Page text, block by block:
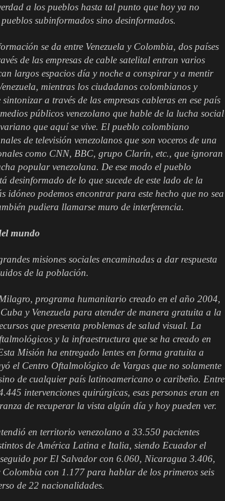
a los pueblos hasta tal punto que hoy ya no
subinformados sino desinformados.
se da entre Venezuela y Colombia, dos países
de las empresas de cable satelital entran varios
largos espacios día y noche a conspirar y a mentir
mientras los ciudadanos colombianos y
a través de las empresas cableras en ese país
públicos venezolano que hable de la lucha social
que aquí se vive. El pueblo colombiano
de televisión venezolanos que son voceros de una
como CNN, BBC, grupo Clarín, etc., que ignoran
popular venezolana. De ese modo el pueblo
desinformado de lo que sucede de este lado de la
idóneo podemos encontrar para este hecho que no sea
pudiera llamarse muro de interferencia.
mundo
misiones sociales encaminadas a dar respuesta
de la población.
programa humanitario creado en el año 2004,
y Venezuela para atender de manera gratuita a la
que presenta problemas de salud visual. La
y la infraestructura que se ha creado en
Misión ha entregado lentes en forma gratuita a
el Centro Oftalmológico de Vargas que no solamente
de cualquier país latinoamericano o caribeño. Entre
intervenciones quirúrgicas, esas personas eran en
de recuperar la vista algún día y hoy pueden ver.
en territorio venezolano a 33.550 pacientes
de América Latina e Italia, siendo Ecuador el
por El Salvador con 6.060, Nicaragua 3.406,
con 1.177 para hablar de los primeros seis
de 22 nacionalidades.